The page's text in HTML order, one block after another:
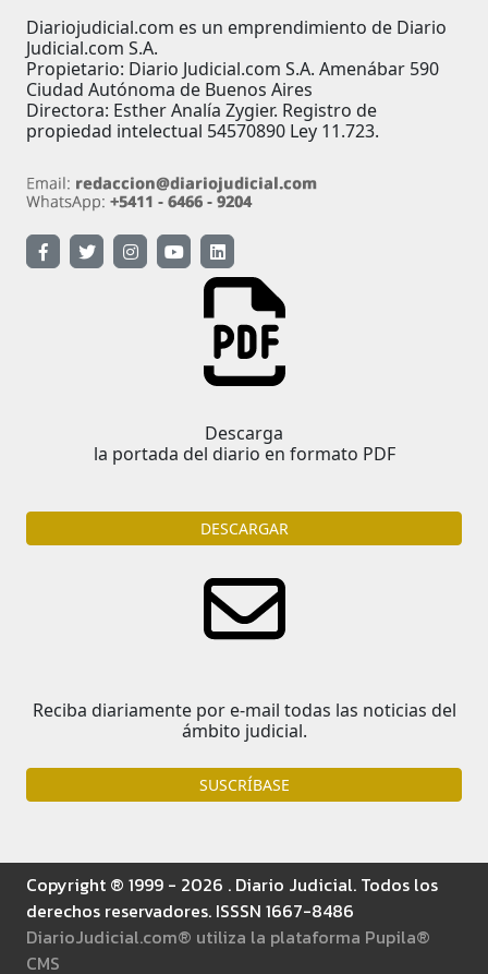
Diariojudicial.com es un emprendimiento de Diario
Judicial.com S.A.
Propietario: Diario Judicial.com S.A. Amenábar 590
Ciudad Autónoma de Buenos Aires
Directora: Esther Analía Zygier. Registro de
propiedad intelectual 54570890 Ley 11.723.
Descarga
la portada del diario en formato PDF
DESCARGAR
Reciba diariamente por e-mail todas las noticias del
ámbito judicial.
SUSCRÍBASE
Copyright ® 1999 - 2026 . Diario Judicial. Todos los
derechos reservadores. ISSSN 1667-8486
DiarioJudicial.com® utiliza la plataforma Pupila®
CMS